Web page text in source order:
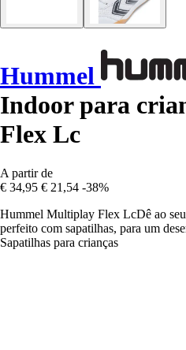
Hummel
Indoor para
Flex Lc
A partir de
€ 34,95 € 21,54 -38%
Hummel Multiplay Flex LcDê ao
perfeito com sapatilhas, para um
Sapatilhas para crianças